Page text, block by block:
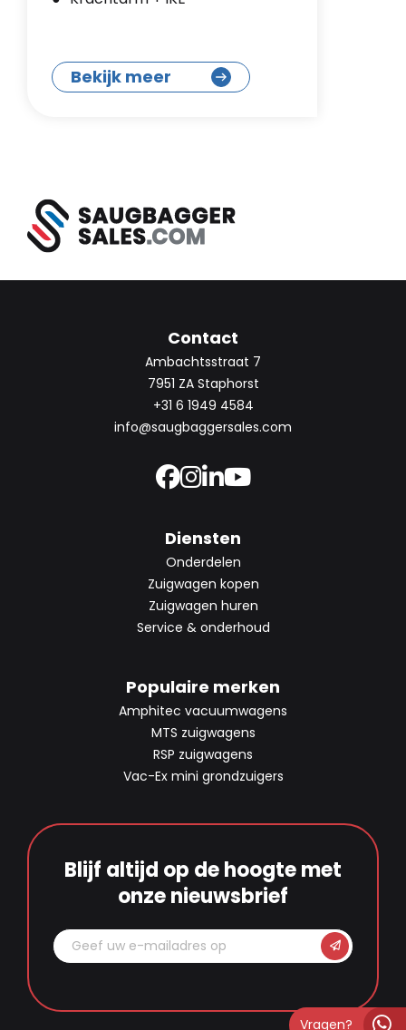
Bekijk meer
Contact
Ambachtsstraat 7
7951 ZA Staphorst
+31 6 1949 4584
info@saugbaggersales.com
Diensten
Onderdelen
Zuigwagen kopen
Zuigwagen huren
Service & onderhoud
Populaire merken
Amphitec vacuumwagens
MTS zuigwagens
RSP zuigwagens
Vac-Ex mini grondzuigers
Blijf altijd op de hoogte met
onze nieuwsbrief
Vragen?